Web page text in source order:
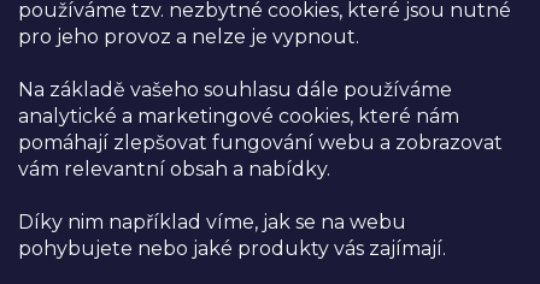
používáme tzv. nezbytné cookies, které jsou nutné
pro jeho provoz a nelze je vypnout.
Na základě vašeho souhlasu dále používáme
analytické a marketingové cookies, které nám
pomáhají zlepšovat fungování webu a zobrazovat
vám relevantní obsah a nabídky.
Díky nim například víme, jak se na webu
pohybujete nebo jaké produkty vás zajímají.
Obchodní podmínky
Reklamace a vrácení zboží
Ochrana osobních údajů
Prodejna NUTSMAN
Těmice 329, Těmice 696 84